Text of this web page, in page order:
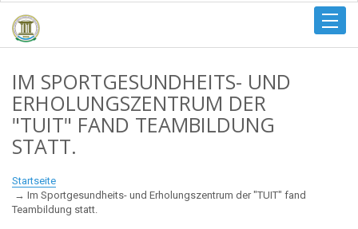
IM SPORTGESUNDHEITS- UND
ERHOLUNGSZENTRUM DER
"TUIT" FAND TEAMBILDUNG
STATT.
Startseite
Im Sportgesundheits- und Erholungszentrum der "TUIT" fand
Teambildung statt.